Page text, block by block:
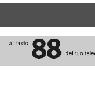
contenuto